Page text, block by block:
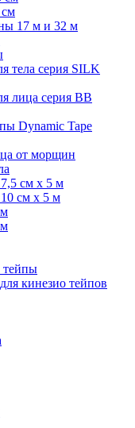
17 м и 32 м
тела серия SILK
лица серия BB
Dynamic Tape
от морщин
см x 5 м
см х 5 м
тейпы
кинезио тейпов